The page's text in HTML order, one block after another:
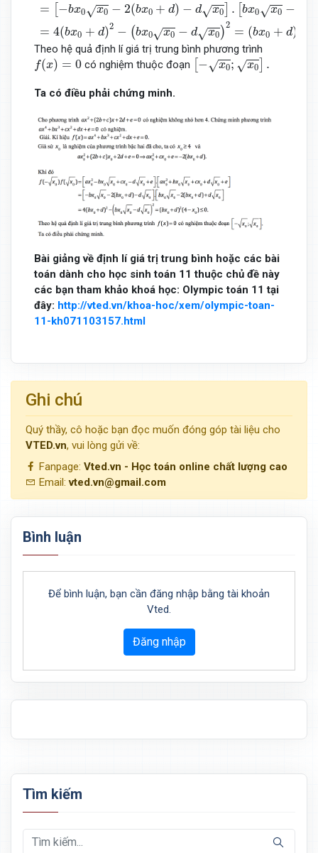
= −bx0√x0 − 2(bx0 + d) − d√x0 . [bx0√x0 −
= 4(bx0 + d)2 − (bx0√x0 − d√x0 )2 = (bx0 + d)
Theo hệ quả định lí giá trị trung bình phương trình
f(x) = 0
f(x)= có nghiệm thuộc đoạn −√x0; √x0] .
[− x0;x0].
Ta có điều phải chứng minh.
Bài giảng về định lí giá trị trung bình hoặc các bài
toán dành cho học sinh toán 11 thuộc chủ đề này
các bạn tham khảo khoá học: Olympic toán 11 tại
đây: http://vted.vn/khoa-hoc/xem/olympic-toan-
11-kh071103157.html
Ghi chú
Quý thầy, cô hoặc bạn đọc muốn đóng góp tài liệu cho
VTED.vn, vui lòng gửi về:
Fanpage: Vted.vn - Học toán online chất lượng cao
Email:vted.vn@gmail.com
Bình luận
Để bình luận, bạn cần đăng nhập bằng tài khoản
Vted.
Đăng nhập
Tìm kiếm